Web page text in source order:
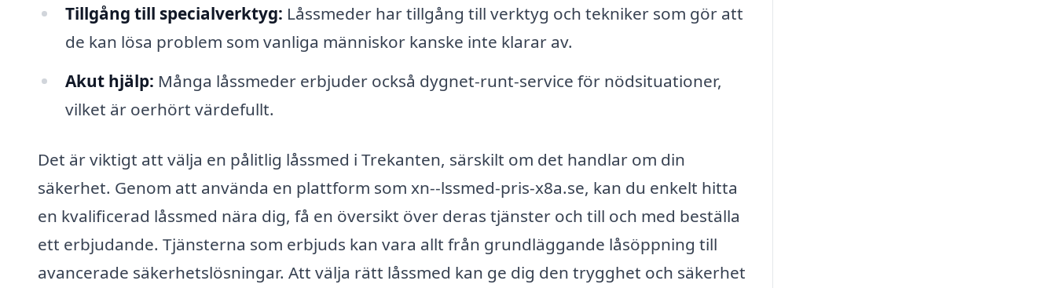
Tillgång till specialverktyg: Låssmeder har tillgång till verktyg och tekniker som gör att
de kan lösa problem som vanliga människor kanske inte klarar av.
Akut hjälp: Många låssmeder erbjuder också dygnet-runt-service för nödsituationer,
vilket är oerhört värdefullt.
Det är viktigt att välja en pålitlig låssmed i Trekanten, särskilt om det handlar om din
säkerhet. Genom att använda en plattform som xn--lssmed-pris-x8a.se, kan du enkelt hitta
en kvalificerad låssmed nära dig, få en översikt över deras tjänster och till och med beställa
ett erbjudande. Tjänsterna som erbjuds kan vara allt från grundläggande låsöppning till
avancerade säkerhetslösningar. Att välja rätt låssmed kan ge dig den trygghet och säkerhet